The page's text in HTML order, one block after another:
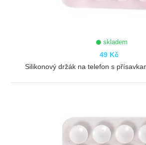
skladem
49 Kč
Silikonový držák na telefon s